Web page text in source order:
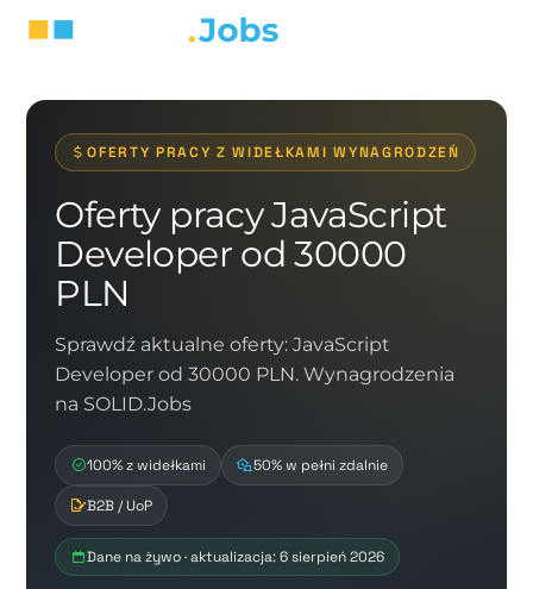
OFERTY PRACY Z WIDEŁKAMI WYNAGRODZEŃ
Oferty pracy JavaScript
Developer od 30000
PLN
Sprawdź aktualne oferty: JavaScript
Developer od 30000 PLN. Wynagrodzenia
na SOLID.Jobs
100% z widełkami 50% w pełni zdalnie
B2B / UoP
Dane na żywo · aktualizacja: 6 sierpień 2026